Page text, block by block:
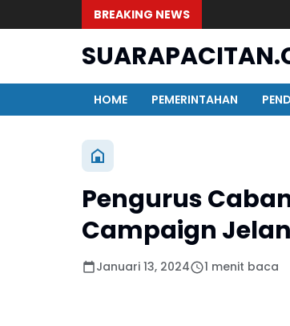
BREAKING NEWS
HOME
PEMERINTAHAN
Pengurus
Campaign
Januari 13, 2024 1 menit baca